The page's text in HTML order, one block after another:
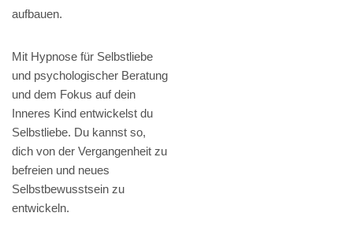
aufbauen.
Mit Hypnose für Selbstliebe
und psychologischer Beratung
und dem Fokus auf dein
Inneres Kind entwickelst du
Selbstliebe. Du kannst so,
dich von der Vergangenheit zu
befreien und neues
Selbstbewusstsein zu
entwickeln.